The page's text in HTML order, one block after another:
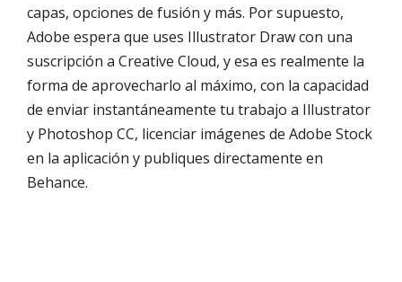
capas, opciones de fusión y más. Por supuesto,
Adobe espera que uses Illustrator Draw con una
suscripción a Creative Cloud, y esa es realmente la
forma de aprovecharlo al máximo, con la capacidad
de enviar instantáneamente tu trabajo a Illustrator
y Photoshop CC, licenciar imágenes de Adobe Stock
en la aplicación y publiques directamente en
Behance.